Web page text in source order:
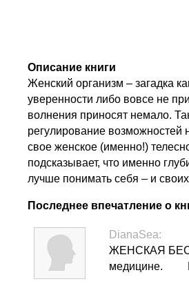
Описание книги
Женский организм – загадка
уверенности либо вовсе не
волнения приносят немало.
регулирование возможностей
свое женское (именно!)
подсказывает, что именно
лучше понимать себя – и
Последнее впечатление о
DianaSea:
ЖЕНСКАЯ
медицине. ⁣⁣⠀